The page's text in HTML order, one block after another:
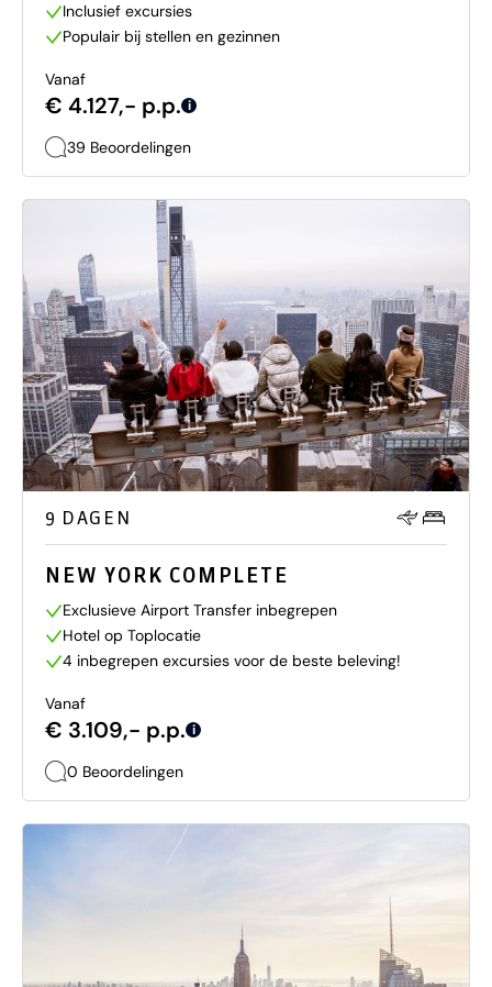
Inclusief excursies
Populair bij stellen en gezinnen
Vanaf
€ 4.127,- p.p. i
39 Beoordelingen
9 DAGEN
NEW YORK COMPLETE
Exclusieve Airport Transfer inbegrepen
Hotel op Toplocatie
4 inbegrepen excursies voor de beste beleving!
Vanaf
€ 3.109,- p.p. i
0 Beoordelingen